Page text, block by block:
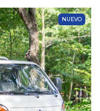
NUEVO